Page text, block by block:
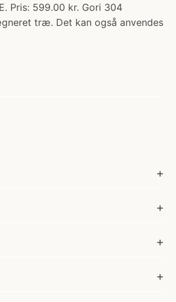
Pris: 599.00 kr. Gori 304
træ. Det kan også anvendes